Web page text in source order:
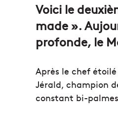
Voici le
made ».
profonde, le
Après le chef étoilé
Jérald, champion
constant bi-